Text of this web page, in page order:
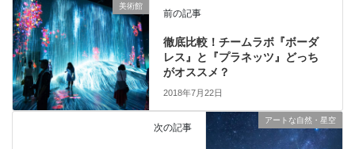
美術館
前の記事
徹底比較！チームラボ『ボーダ
レス』と『プラネッツ』どっち
がオススメ？
2018年7月22日
アートな自然・星空
次の記事